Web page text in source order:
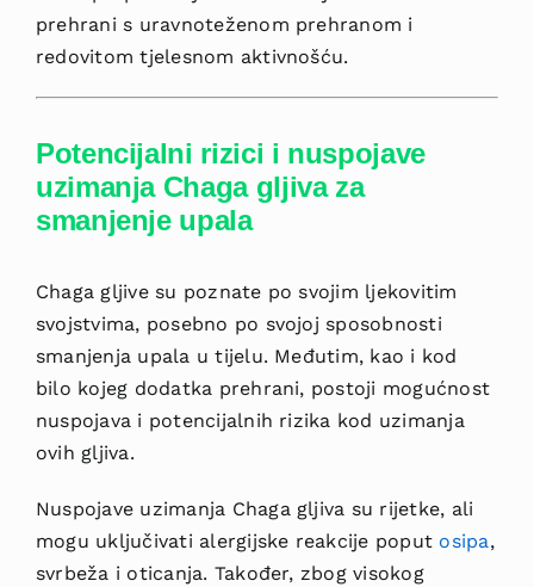
prehrani s uravnoteženom prehranom i
redovitom tjelesnom aktivnošću.
Potencijalni rizici i nuspojave
uzimanja Chaga gljiva za
smanjenje upala
Chaga gljive su poznate po svojim ljekovitim
svojstvima, posebno po svojoj sposobnosti
smanjenja upala u tijelu. Međutim, kao i kod
bilo kojeg dodatka prehrani, postoji mogućnost
nuspojava i potencijalnih rizika kod uzimanja
ovih gljiva.
Nuspojave uzimanja Chaga gljiva su rijetke, ali
mogu uključivati alergijske reakcije poput osipa,
svrbeža i oticanja. Također, zbog visokog